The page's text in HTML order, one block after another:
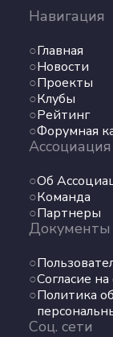
Навигация
Главная
Новости
Проекты
Клубы
Рейтинг
Форумная
Ассоциация
Об
Команда
Партнеры
Документы
Согласие
Политика
Соц. сети
Согласие на
Политика
сети
Max